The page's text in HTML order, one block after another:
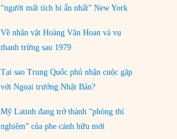
“người mất tích bí ẩn nhất” New York
Về nhân vật Hoàng Văn Hoan và vụ
thanh trừng sau 1979
Tại sao Trung Quốc phủ nhận cuộc gặp
với Ngoại trưởng Nhật Bản?
Mỹ Latinh đang trở thành “phòng thí
nghiệm” của phe cánh hữu mới